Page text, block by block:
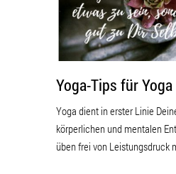
Yoga-Tips für
Yoga dient in erster Linie
körperlichen und mentalen
üben frei von Leistungsdruck